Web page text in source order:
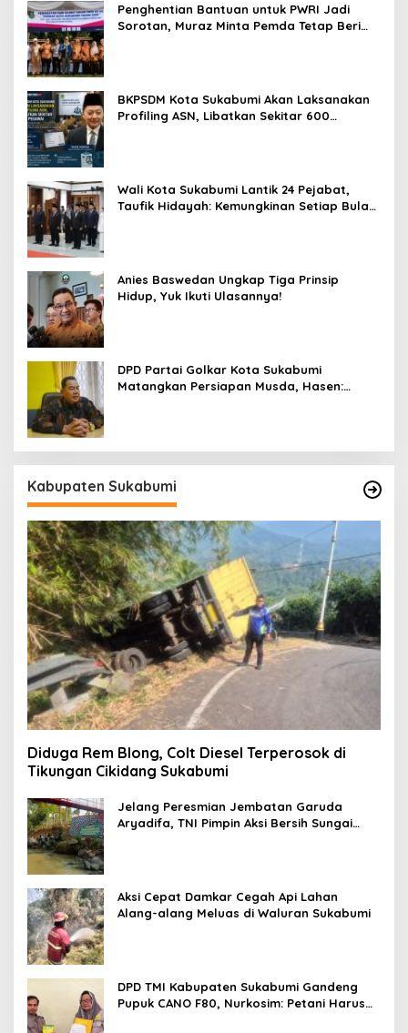
Penghentian Bantuan untuk PWRI Jadi
Sorotan, Muraz Minta Pemda Tetap Beri
BKPSDM Kota Sukabumi Akan Laksanakan
Profiling ASN, Libatkan Sekitar 600
Wali Kota Sukabumi Lantik 24 Pejabat,
Taufik Hidayah: Kemungkinan Setiap Bulan
Anies Baswedan Ungkap Tiga Prinsip
Hidup, Yuk Ikuti Ulasannya!
DPD Partai Golkar Kota Sukabumi
Matangkan Persiapan Musda, Hasen:
Kabupaten Sukabumi
Diduga Rem Blong, Colt Diesel Terperosok di
Tikungan Cikidang Sukabumi
Jelang Peresmian Jembatan Garuda
Aryadifa, TNI Pimpin Aksi Bersih Sungai
Aksi Cepat Damkar Cegah Api Lahan
Alang-alang Meluas di Waluran Sukabumi
DPD TMI Kabupaten Sukabumi Gandeng
Pupuk CANO F80, Nurkosim: Petani Harus